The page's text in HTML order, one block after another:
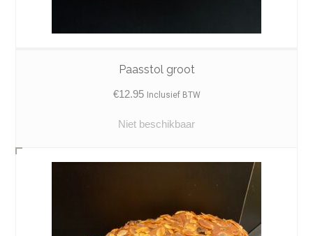
Paasstol groot
€12.95 Inclusief BTW
Niet beschikbaar